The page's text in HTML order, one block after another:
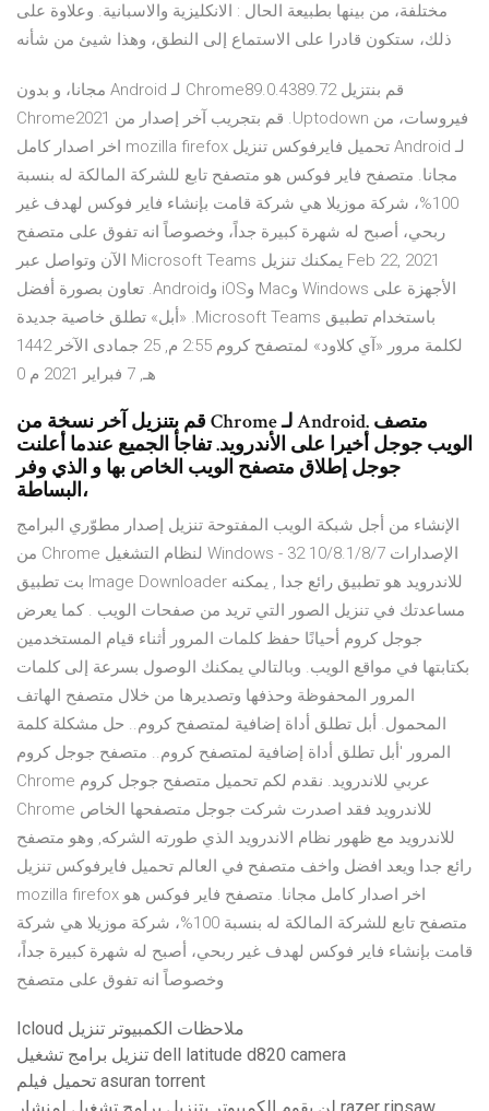
مختلفة، من بينها بطبيعة الحال : الانكليزية والاسبانية. وعلاوة على
ذلك، ستكون قادرا على الاستماع إلى النطق، وهذا شيئ من شأنه
‫قم بنتزيل Chrome89.0.4389.72 لـ Android مجانا، و بدون
فيروسات، من Uptodown. قم بتجريب آخر إصدار من Chrome2021
لـ Android تحميل فايرفوكس تنزيل mozilla firefox اخر اصدار كامل
مجانا. متصفح فاير فوكس هو متصفح تابع للشركة المالكة له بنسبة
100%، شركة موزيلا هي شركة قامت بإنشاء فاير فوكس لهدف غير
ربحي، أصبح له شهرة كبيرة جداً، وخصوصاً انه تفوق على متصفح
Feb 22, 2021 يمكنك تنزيل Microsoft Teams الآن وتواصل عبر
الأجهزة على Windows وMac وiOS وAndroid. تعاون بصورة أفضل
باستخدام تطبيق Microsoft Teams. «أبل» تطلق خاصية جديدة
لكلمة مرور «آي كلاود» لمتصفح كروم 2:55 م, 25 جمادى الآخر 1442
هـ, 7 فبراير 2021 م 0
قم بتنزيل آخر نسخة من Chrome لـ Android. متصف
الويب جوجل أخيرا على الأندرويد. تفاجأ الجميع عندما أعلنت
جوجل إطلاق متصفح الويب الخاص بها و الذي وفر
البساطة،
الإنشاء من أجل شبكة الويب المفتوحة تنزيل إصدار مطوّري البرامج
من Chrome لنظام التشغيل Windows - الإصدارات 10/8.1/8/7 32
بت تطبيق Image Downloader للاندرويد هو تطبيق رائع جدا , يمكنه
مساعدتك في تنزيل الصور التي تريد من صفحات الويب . كما يعرض
جوجل كروم أحيانًا حفظ كلمات المرور أثناء قيام المستخدمين
بكتابتها في مواقع الويب. وبالتالي يمكنك الوصول بسرعة إلى كلمات
المرور المحفوظة وحذفها وتصديرها من خلال متصفح الهاتف
المحمول. أبل تطلق أداة إضافية لمتصفح كروم.. حل مشكلة كلمة
المرور 'أبل تطلق أداة إضافية لمتصفح كروم.. متصفح جوجل كروم
Chrome عربي للاندرويد. نقدم لكم تحميل متصفح جوجل كروم
Chrome للاندرويد فقد اصدرت شركت جوجل متصفحها الخاص
للاندرويد مع ظهور نظام الاندرويد الذي طورته الشركه, وهو متصفح
رائع جدا ويعد افضل واخف متصفح في العالم تحميل فايرفوكس تنزيل
mozilla firefox اخر اصدار كامل مجانا. متصفح فاير فوكس هو
متصفح تابع للشركة المالكة له بنسبة 100%، شركة موزيلا هي شركة
قامت بإنشاء فاير فوكس لهدف غير ربحي، أصبح له شهرة كبيرة جداً،
وخصوصاً انه تفوق على متصفح
Icloud ملاحظات الكمبيوتر تنزيل
تنزيل برامج تشغيل dell latitude d820 camera
تحميل فيلم asuran torrent